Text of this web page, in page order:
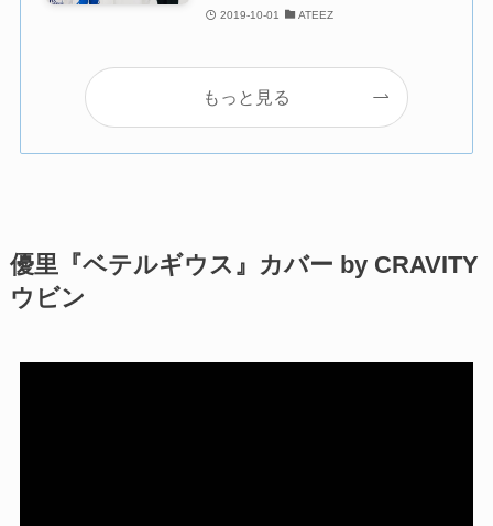
2019-10-01 ATEEZ
もっと見る
優里『ベテルギウス』カバー by CRAVITY
ウビン